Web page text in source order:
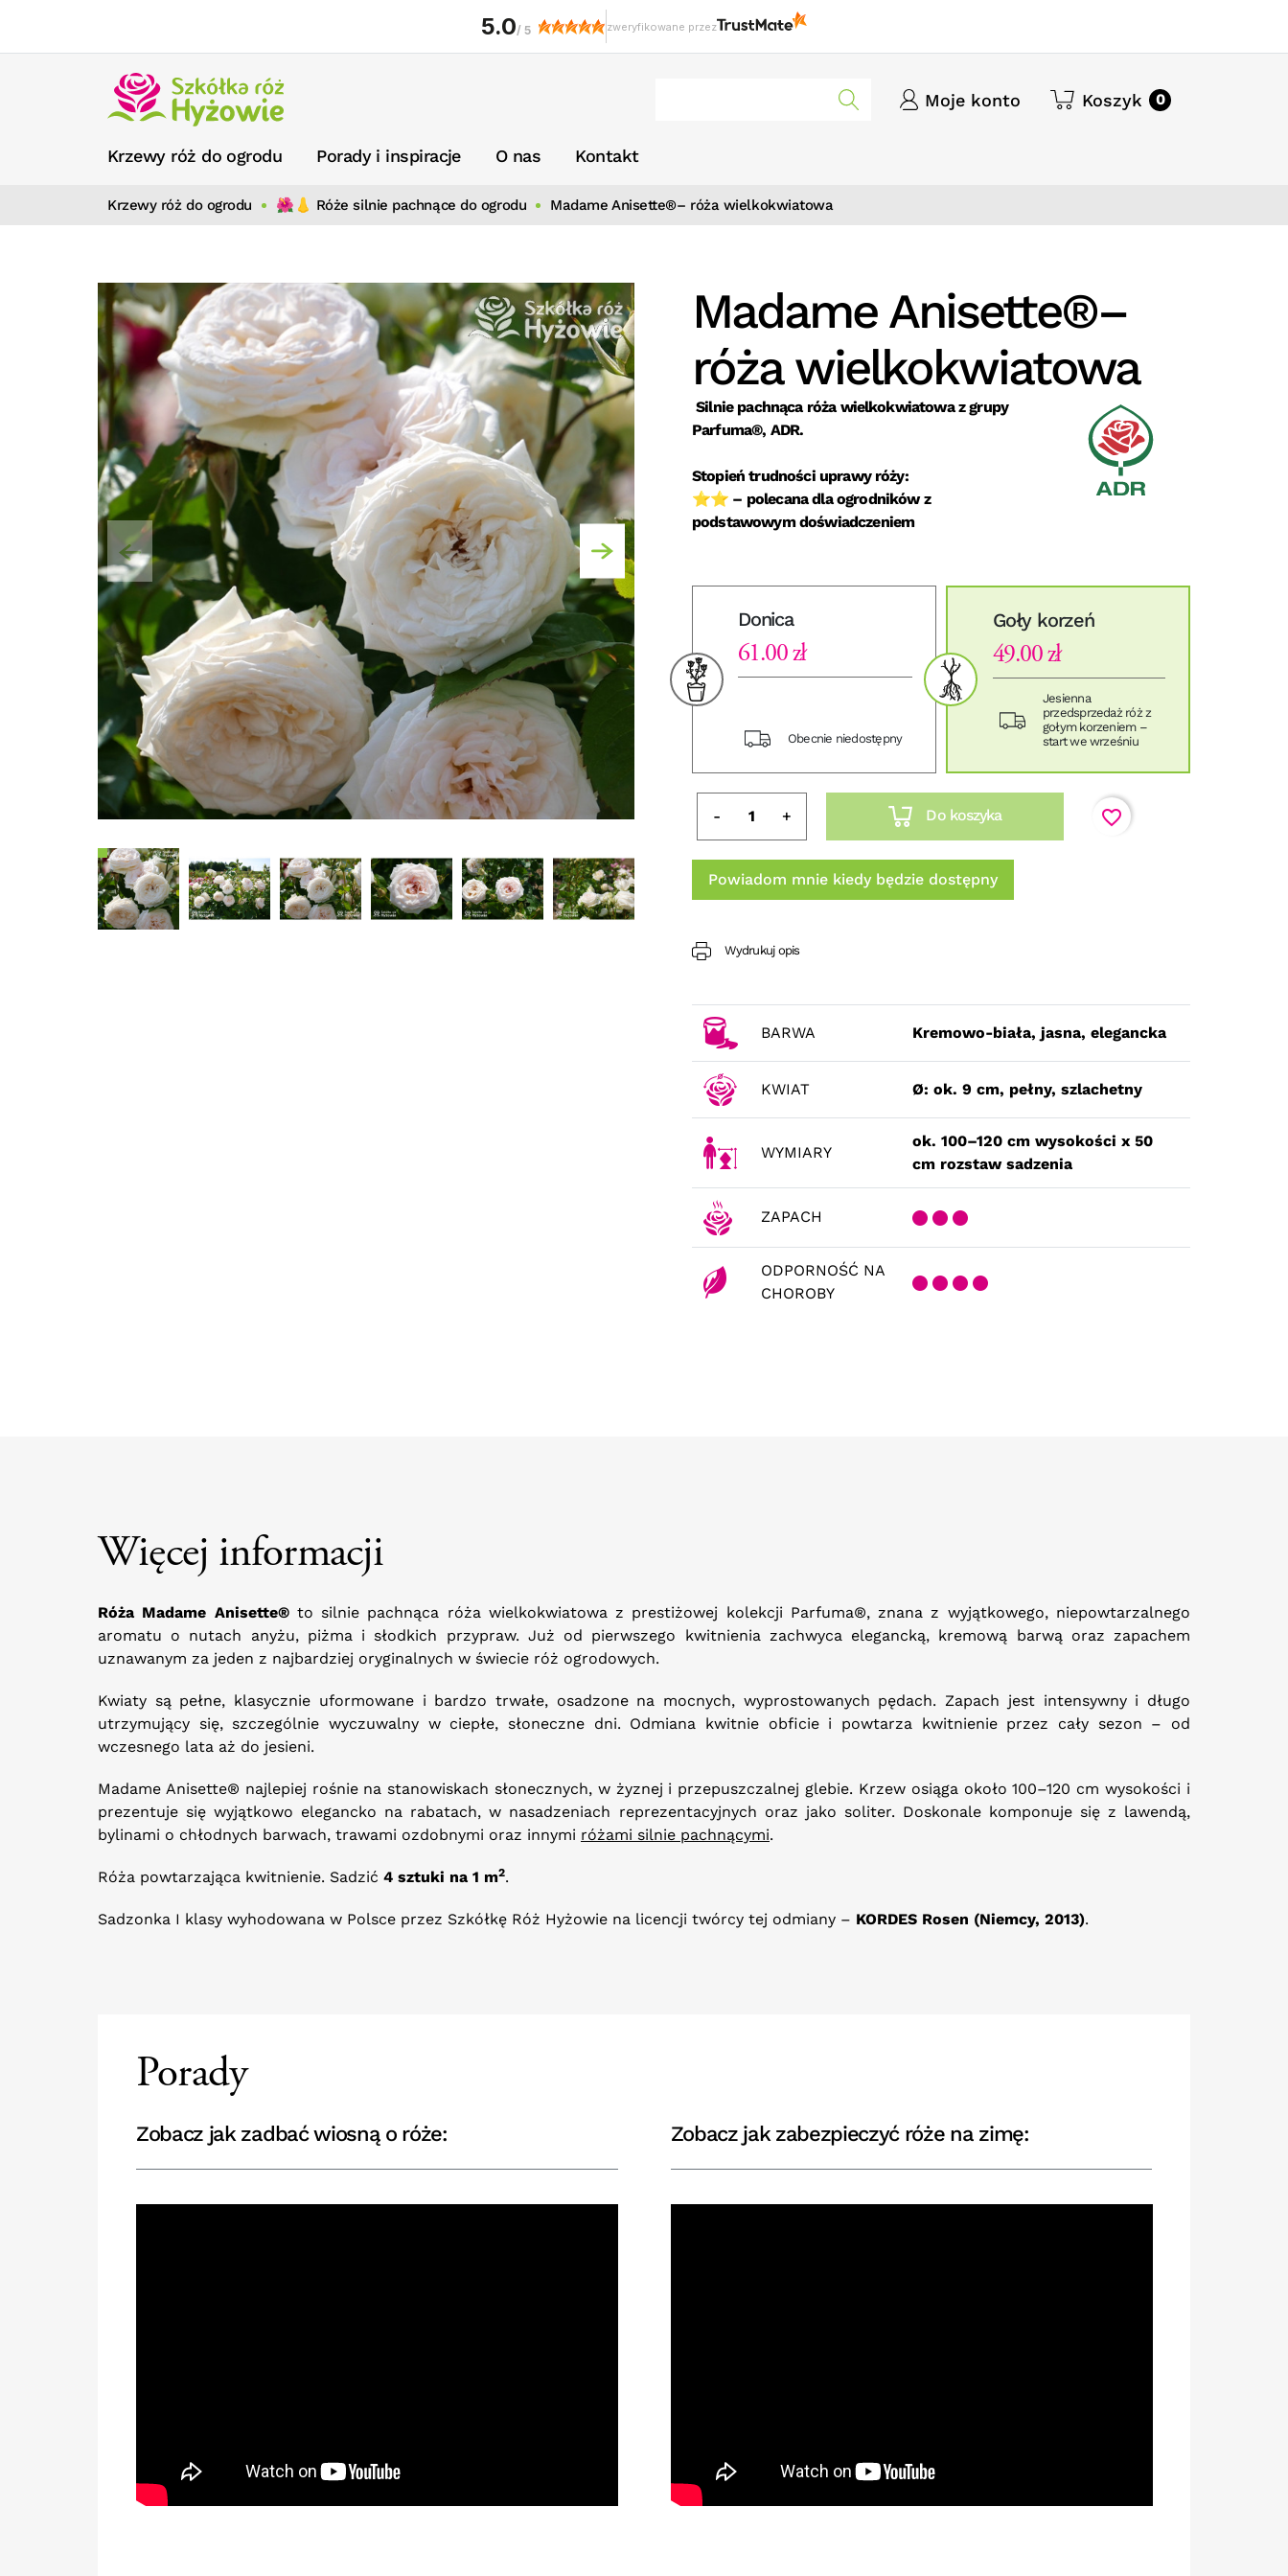
Krzewy róż do ogrodu Porady i inspiracje O nas Kontakt
Moje konto Koszyk 0
Krzewy róż do ogrodu 🌺👃 Róże silnie pachnące do ogrodu Madame Anisette®– róża wielkokwiatowa
Poprzedni
Madame Anisette®–
róża wielkokwiatowa
Silnie pachnąca róża wielkokwiatowa z grupy
Parfuma®, ADR.
Stopień trudności uprawy róży:
⭐⭐ – polecana dla ogrodników z
podstawowym doświadczeniem
Donica
61.00 zł
Obecnie niedostępny
Goły korzeń
49.00 zł
Jesienna
przedsprzedaż róż z
gołym korzeniem –
start we wrześniu
Do koszyka
- + favorite_border
Powiadom mnie kiedy będzie dostępny
Wydrukuj opis
BARWA Kremowo-biała, jasna, elegancka
KWIAT Ø: ok. 9 cm, pełny, szlachetny
WYMIARY
ok. 100–120 cm wysokości x 50
cm rozstaw sadzenia
ZAPACH
ODPORNOŚĆ NA
CHOROBY
Więcej informacji
Róża Madame Anisette®to silnie pachnąca róża wielkokwiatowa z prestiżowej kolekcji Parfuma®, znana z wyjątkowego, niepowtarzalnego
aromatu o nutach anyżu, piżma i słodkich przypraw. Już od pierwszego kwitnienia zachwyca elegancką, kremową barwą oraz zapachem
uznawanym za jeden z najbardziej oryginalnych w świecie róż ogrodowych.
Kwiaty są pełne, klasycznie uformowane i bardzo trwałe, osadzone na mocnych, wyprostowanych pędach. Zapach jest intensywny i długo
utrzymujący się, szczególnie wyczuwalny w ciepłe, słoneczne dni. Odmiana kwitnie obficie i powtarza kwitnienie przez cały sezon – od
wczesnego lata aż do jesieni.
Madame Anisette® najlepiej rośnie na stanowiskach słonecznych, w żyznej i przepuszczalnej glebie. Krzew osiąga około 100–120 cm wysokości i
prezentuje się wyjątkowo elegancko na rabatach, w nasadzeniach reprezentacyjnych oraz jako soliter. Doskonale komponuje się z lawendą,
bylinami o chłodnych barwach, trawami ozdobnymi oraz innymi różami silnie pachnącymi.
Róża powtarzająca kwitnienie. Sadzić 4 sztuki na 1 m2.
Sadzonka I klasy wyhodowana w Polsce przez Szkółkę Róż Hyżowie na licencji twórcy tej odmiany – KORDES Rosen (Niemcy, 2013).
Porady
Zobacz jak zadbać wiosną o róże: Zobacz jak zabezpieczyć róże na zimę:
5.0/ 5 zweryfikowane przez